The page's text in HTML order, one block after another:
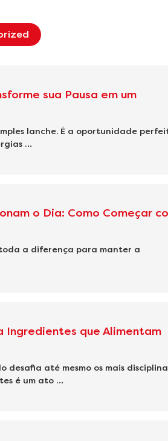
sua Pausa em um
lanche. É a oportunidade
…
o Dia: Como Começar
a diferença para manter a
Ingredientes que Alimentam
desafia até mesmo os mais
é um ato …